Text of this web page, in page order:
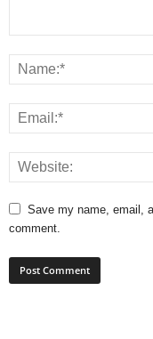
Save my name, email,
comment.